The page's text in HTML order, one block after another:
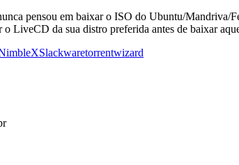
pensou em baixar o ISO do Ubuntu/Mandriva/
LiveCD da sua distro preferida antes de baixar
Slackwaretorrentwizard